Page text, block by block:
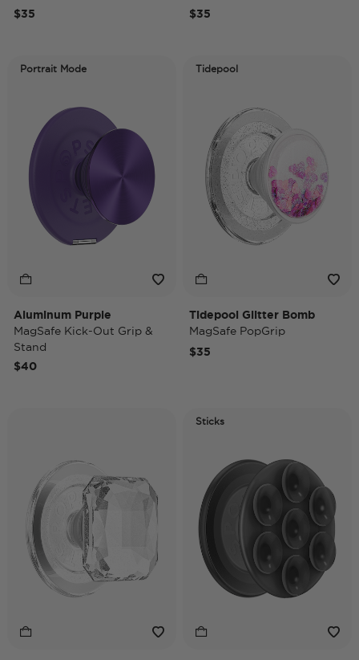
$35
$35
Portrait Mode
Aluminum Purple
MagSafe Kick-Out Grip &
Stand
$40
Tidepool
Tidepool Glitter Bomb
MagSafe PopGrip
$35
Sticks